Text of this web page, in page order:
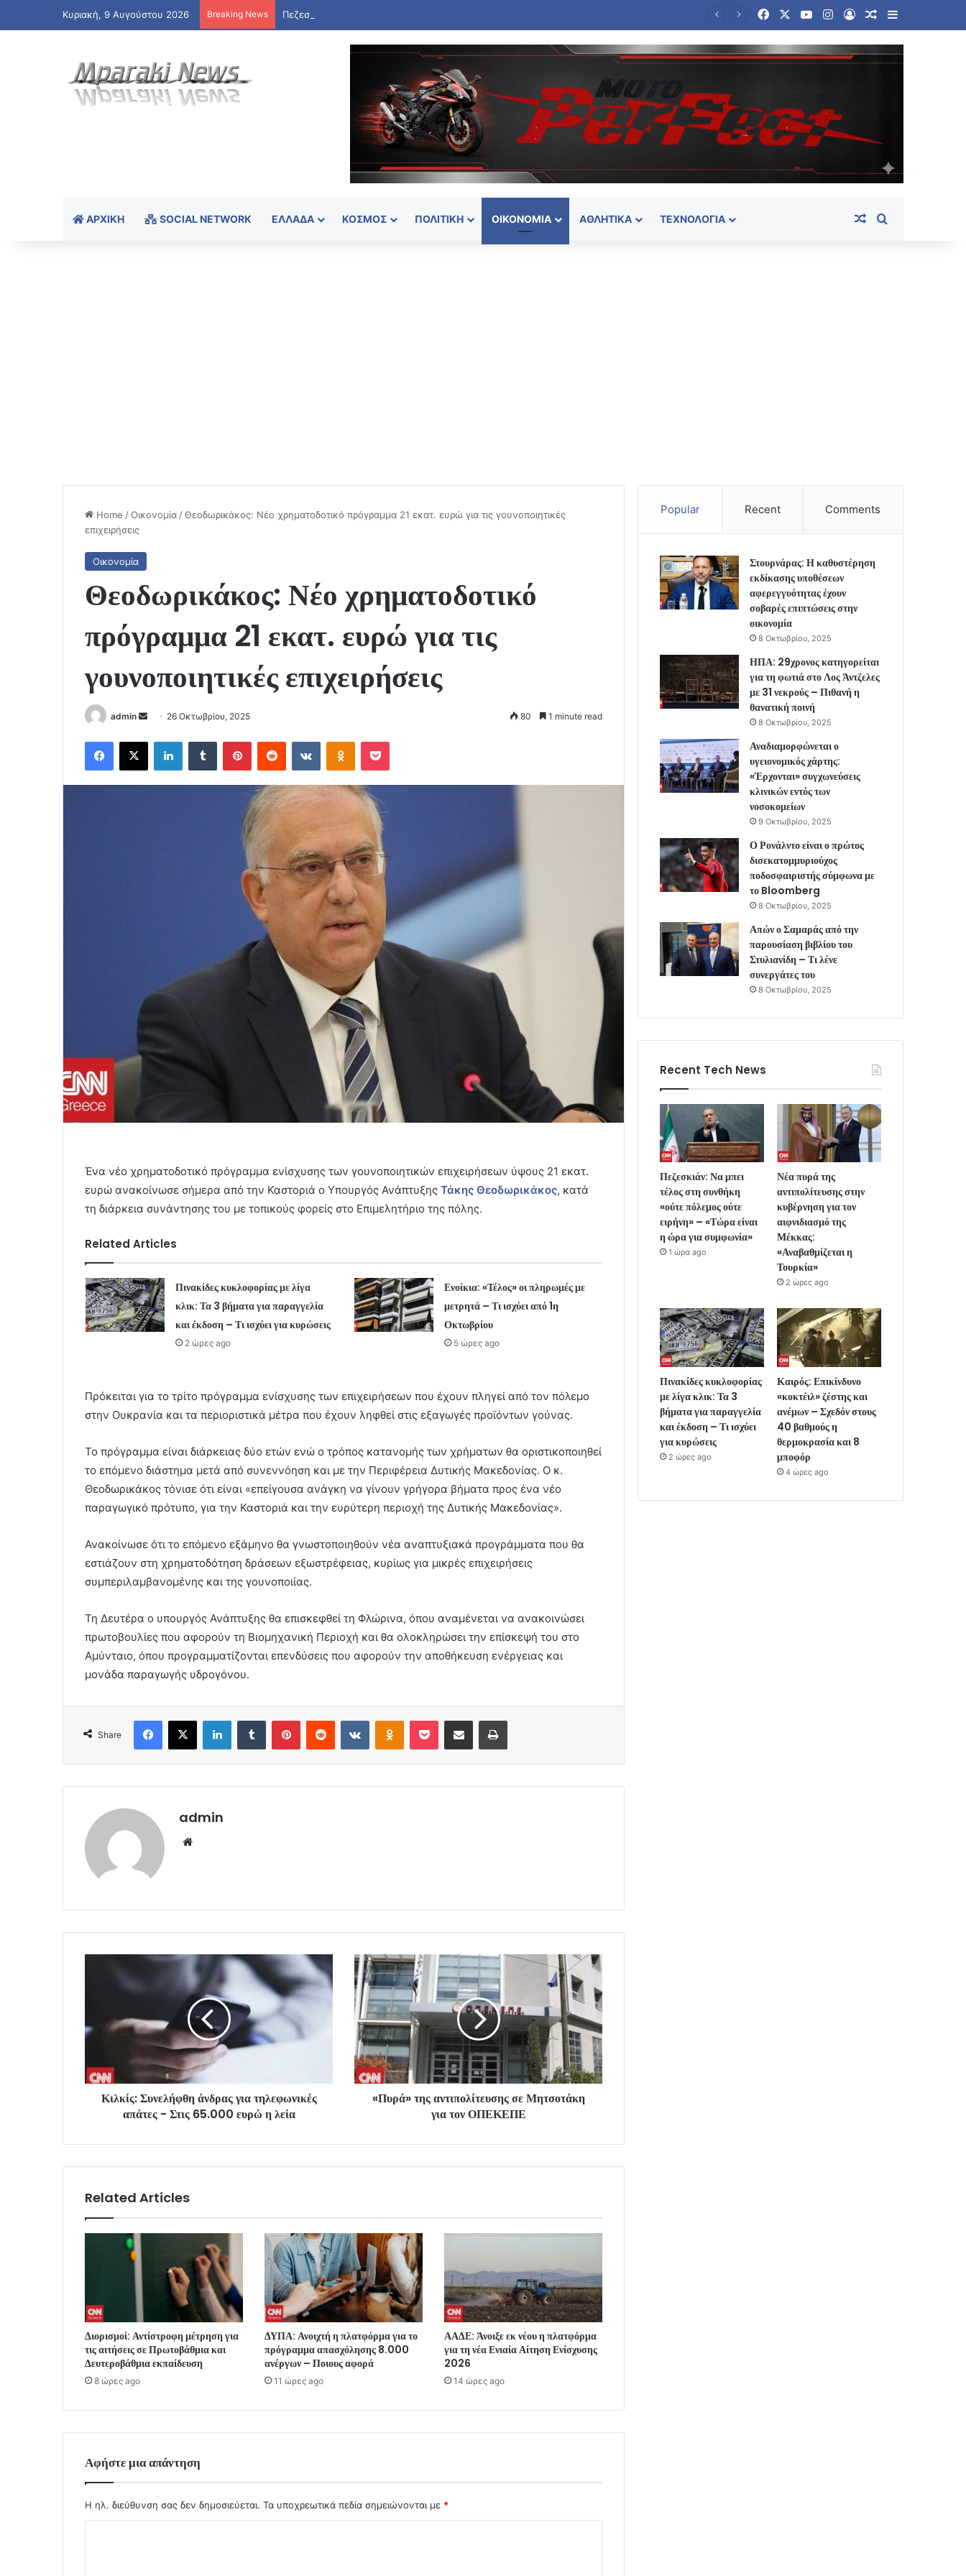
Κυριακή, 9 Αυγούστου 2026 Breaking News FacebookYouTubeInstagram
Log InRandom Article
Sidebar
ΑΡΧΙΚΉ SOCIAL NETWORK ΕΛΛΆΔΑ ΚΌΣΜΟΣ ΠΟΛΙΤΙΚΉ ΟΙΚΟΝΟΜΊΑ ΑΘΛΗΤΙΚΆ ΤΕΧΝΟΛΟΓΊΑ Random Article
Home /Οικονομία /Θεοδωρικάκος: Νέο χρηματοδοτικό πρόγραμμα 21 εκατ. ευρώ για τις γουνοποιητικές
επιχειρήσεις
Οικονομία
Θεοδωρικάκος: Νέο χρηματοδοτικό
πρόγραμμα 21 εκατ. ευρώ για τις
γουνοποιητικές επιχειρήσεις
admin
Send
email
26 Οκτωβρίου, 2025 80 1 minute read
Facebook
X LinkedInTumblr PinterestReddit VKontakteOdnoklassniki
Pocket
Ένα νέο χρηματοδοτικό πρόγραμμα ενίσχυσης των γουνοποιητικών επιχειρήσεων ύψους 21 εκατ.
ευρώ ανακοίνωσε σήμερα από την Καστοριά ο Υπουργός Ανάπτυξης Τάκης Θεοδωρικάκος, κατά
τη διάρκεια συνάντησης του με τοπικούς φορείς στο Επιμελητήριο της πόλης.
Related Articles
Πινακίδες κυκλοφορίας με λίγα
κλικ: Τα 3 βήματα για παραγγελία
και έκδοση – Τι ισχύει για κυρώσεις
2 ώρες ago
Ενοίκια: «Τέλος» οι πληρωμές με
μετρητά – Τι ισχύει από 1η
Οκτωβρίου
5 ώρες ago
Πρόκειται για το τρίτο πρόγραμμα ενίσχυσης των επιχειρήσεων που έχουν πληγεί από τον πόλεμο
στην Ουκρανία και τα περιοριστικά μέτρα που έχουν ληφθεί στις εξαγωγές προϊόντων γούνας.
Το πρόγραμμα είναι διάρκειας δύο ετών ενώ ο τρόπος κατανομής των χρήματων θα οριστικοποιηθεί
το επόμενο διάστημα μετά από συνεννόηση και με την Περιφέρεια Δυτικής Μακεδονίας. Ο κ.
Θεοδωρικάκος τόνισε ότι είναι «επείγουσα ανάγκη να γίνουν γρήγορα βήματα προς ένα νέο
παραγωγικό πρότυπο, για την Καστοριά και την ευρύτερη περιοχή της Δυτικής Μακεδονίας».
Ανακοίνωσε ότι το επόμενο εξάμηνο θα γνωστοποιηθούν νέα αναπτυξιακά προγράμματα που θα
εστιάζουν στη χρηματοδότηση δράσεων εξωστρέφειας, κυρίως για μικρές επιχειρήσεις
συμπεριλαμβανομένης και της γουνοποιίας.
Τη Δευτέρα ο υπουργός Ανάπτυξης θα επισκεφθεί τη Φλώρινα, όπου αναμένεται να ανακοινώσει
πρωτοβουλίες που αφορούν τη Βιομηχανική Περιοχή και θα ολοκληρώσει την επίσκεψή του στο
Αμύνταιο, όπου προγραμματίζονται επενδύσεις που αφορούν την αποθήκευση ενέργειας και
μονάδα παραγωγής υδρογόνου.
Share
Facebook
X LinkedInTumblr PinterestReddit VKontakteOdnoklassniki
Pocket Share via Email Print
admin
Κιλκίς: Συνελήφθη άνδρας για τηλεφωνικές
απάτες - Στις 65.000 ευρώ η λεία
«Πυρά» της αντιπολίτευσης σε Μητσοτάκη
για τον ΟΠΕΚΕΠΕ
Related Articles
Διορισμοί: Αντίστροφη μέτρηση για
τις αιτήσεις σε Πρωτοβάθμια και
Δευτεροβάθμια εκπαίδευση
8 ώρες ago
ΔΥΠΑ: Ανοιχτή η πλατφόρμα για το
πρόγραμμα απασχόλησης 8.000
ανέργων – Ποιους αφορά
11 ώρες ago
ΑΑΔΕ: Άνοιξε εκ νέου η πλατφόρμα
για τη νέα Ενιαία Αίτηση Ενίσχυσης
2026
14 ώρες ago
Αφήστε μια απάντηση
Η ηλ. διεύθυνση σας δεν δημοσιεύεται. Τα υποχρεωτικά πεδία σημειώνονται με *
Popular Recent Comments
Στουρνάρας: Η καθυστέρηση
εκδίκασης υποθέσεων
αφερεγγυότητας έχουν
σοβαρές επιπτώσεις στην
οικονομία
8 Οκτωβρίου, 2025
ΗΠΑ: 29χρονος κατηγορείται
για τη φωτιά στο Λος Άντζελες
με 31 νεκρούς – Πιθανή η
θανατική ποινή
8 Οκτωβρίου, 2025
Αναδιαμορφώνεται ο
υγειονομικός χάρτης:
«Έρχονται» συγχωνεύσεις
κλινικών εντός των
νοσοκομείων
9 Οκτωβρίου, 2025
Ο Ρονάλντο είναι ο πρώτος
δισεκατομμυριούχος
ποδοσφαιριστής σύμφωνα με
το Bloomberg
8 Οκτωβρίου, 2025
Απών ο Σαμαράς από την
παρουσίαση βιβλίου του
Στυλιανίδη – Τι λένε
συνεργάτες του
8 Οκτωβρίου, 2025
Recent Tech News
Πεζεσκιάν: Να μπει
τέλος στη συνθήκη
«ούτε πόλεμος ούτε
ειρήνη» – «Τώρα είναι
η ώρα για συμφωνία»
1 ώρα ago
Νέα πυρά της
αντιπολίτευσης στην
κυβέρνηση για τον
αιφνιδιασμό της
Μέκκας:
«Αναβαθμίζεται η
Τουρκία»
2 ώρες ago
Πινακίδες κυκλοφορίας
με λίγα κλικ: Τα 3
βήματα για παραγγελία
και έκδοση – Τι ισχύει
για κυρώσεις
2 ώρες ago
Καιρός: Επικίνδυνο
«κοκτέιλ» ζέστης και
ανέμων – Σχεδόν στους
40 βαθμούς η
θερμοκρασία και 8
μποφόρ
4 ώρες ago